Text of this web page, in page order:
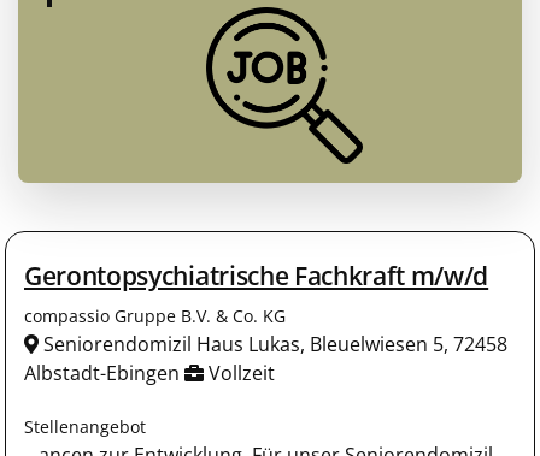
Gerontopsychiatrische Fachkraft m/w/d
compassio Gruppe B.V. & Co. KG
Seniorendomizil Haus Lukas, Bleuelwiesen 5, 72458
Albstadt-Ebingen
Vollzeit
Stellenangebot